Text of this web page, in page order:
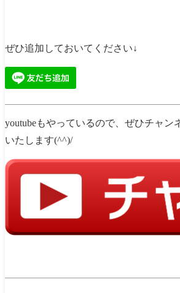
ぜひ追加しておいてください↓
youtubeもやっているので、ぜひチャン
いたします(^^)/